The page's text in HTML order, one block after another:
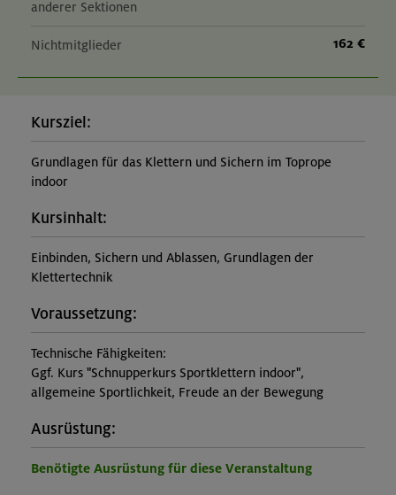
anderer Sektionen
Nichtmitglieder 162 €
Kursziel:
Grundlagen für das Klettern und Sichern im Toprope
indoor
Kursinhalt:
Einbinden, Sichern und Ablassen, Grundlagen der
Klettertechnik
Voraussetzung:
Technische Fähigkeiten:
Ggf. Kurs "Schnupperkurs Sportklettern indoor",
allgemeine Sportlichkeit, Freude an der Bewegung
Ausrüstung:
Benötigte Ausrüstung für diese Veranstaltung